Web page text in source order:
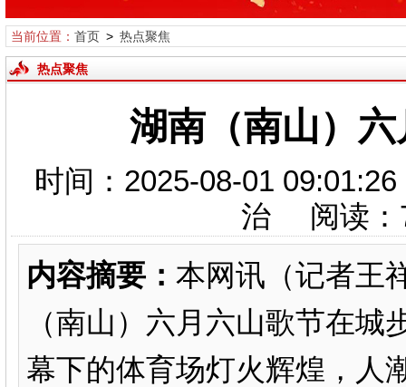
当前位置： 首页> 热点聚焦
热点聚焦
湖南（南山）
时间：2025-08-01
治 阅读：
内容摘要： 本网讯（记者王
（南山）六月六山歌节在
幕下的体育场灯火辉煌，人